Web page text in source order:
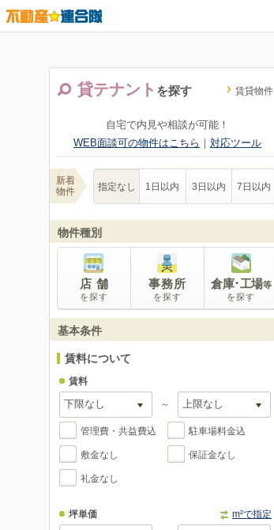
貸テナント を探す 賃貸物件
自宅で内見や相談が可能！
WEB面談可の物件はこちら ｜ 対応ツール
新着
物件
指定なし 1日以内 3日以内 7日以内
物件種別
店 舗
を探す
事務所
を探す
倉庫･工場等
を探す
基本条件
賃料について
賃料
～
管理費・共益費込 駐車場料金込
敷金なし 保証金なし
礼金なし
坪単価 m²で指定